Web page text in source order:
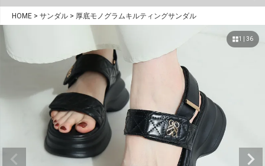
HOME サンダル 厚底モノグラムキルティングサンダル
1 | 36